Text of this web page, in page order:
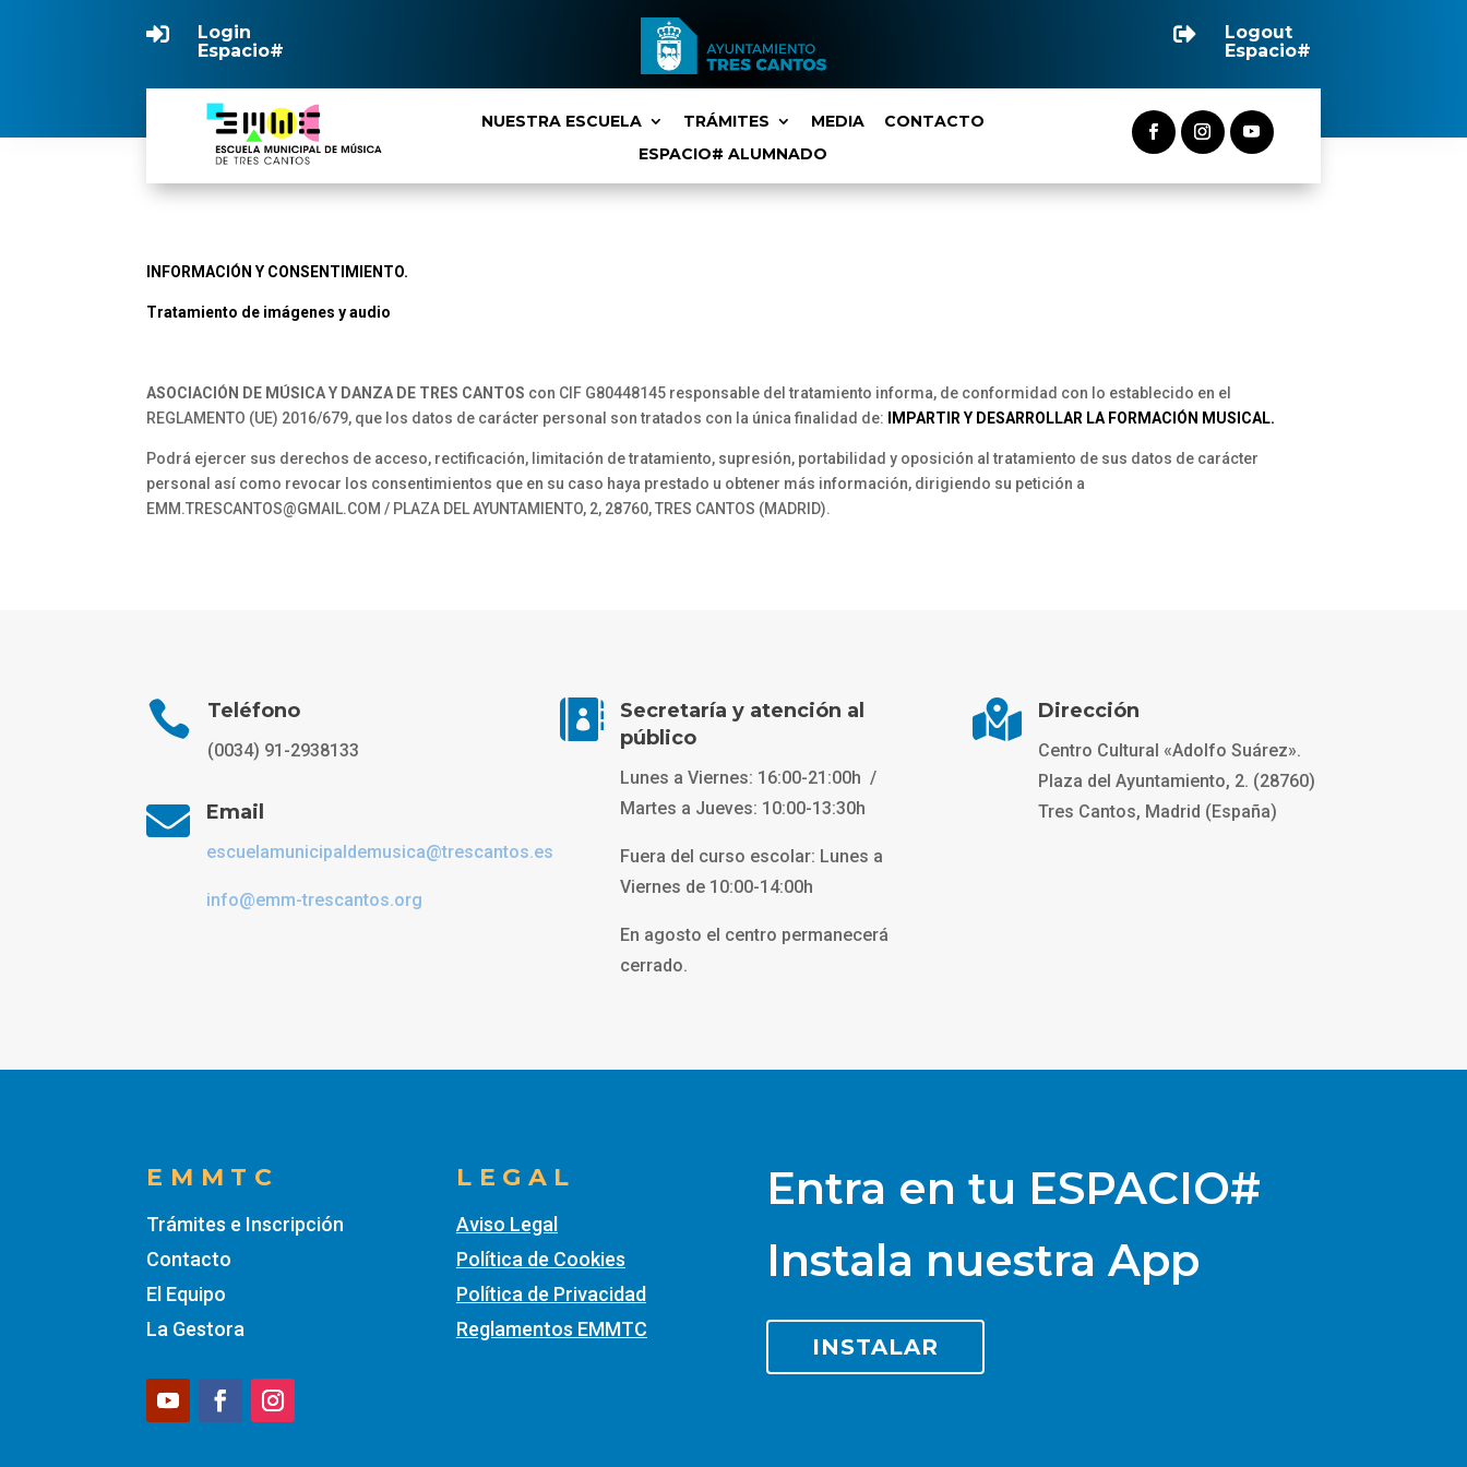

Login
Espacio#

Logout
Espacio#
NUESTRA ESCUELA TRÁMITES MEDIA
CONTACTO
ESPACIO# ALUMNADO
INFORMACIÓN Y CONSENTIMIENTO.
Tratamiento de imágenes y audio
ASOCIACIÓN DE MÚSICA Y DANZA DE TRES CANTOS con CIF G80448145 responsable del tratamiento informa, de conformidad con lo establecido en el
REGLAMENTO (UE) 2016/679, que los datos de carácter personal son tratados con la única finalidad de:
IMPARTIR Y DESARROLLAR LA FORMACIÓN MUSICAL.
Podrá ejercer sus derechos de acceso, rectificación, limitación de tratamiento, supresión, portabilidad y oposición al tratamiento de sus datos de carácter
personal así como revocar los consentimientos que en su caso haya prestado u obtener más información, dirigiendo su petición a
EMM.TRESCANTOS@GMAIL.COM / PLAZA DEL AYUNTAMIENTO, 2, 28760, TRES CANTOS (MADRID).
 Teléfono
(0034) 91-2938133
 Email
escuelamunicipaldemusica@trescantos.es
info@emm-trescantos.org

Secretaría y atención al
público
Lunes a Viernes: 16:00-21:00h /
Martes a Jueves: 10:00-13:30h
Fuera del curso escolar: Lunes a
Viernes de 10:00-14:00h
En agosto el centro permanecerá
cerrado.
 Dirección
Centro Cultural «Adolfo Suárez».
Plaza del Ayuntamiento, 2. (28760)
Tres Cantos, Madrid (España)
EMMTC
Trámites e Inscripción
Contacto
El Equipo
La Gestora
LEGAL
Aviso Legal
Política de Cookies
Política de Privacidad
Reglamentos EMMTC
Entra en tu ESPACIO#
Instala nuestra App
INSTALAR